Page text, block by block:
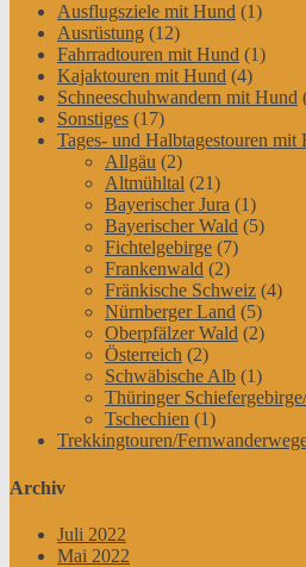
Ausflugsziele mit Hund (1)
Ausrüstung (12)
Fahrradtouren mit Hund (1)
Kajaktouren mit Hund (4)
Schneeschuhwandern mit Hund
Sonstiges (17)
Tages- und Halbtagestouren mit
Allgäu (2)
Altmühltal (21)
Bayerischer Jura (1)
Bayerischer Wald (5)
Fichtelgebirge (7)
Frankenwald (2)
Fränkische Schweiz (4)
Nürnberger Land (5)
Oberpfälzer Wald (2)
Österreich (2)
Schwäbische Alb (1)
Thüringer
Tschechien (1)
Trekkingtouren/
Archiv
Juli 2022
Mai 2022